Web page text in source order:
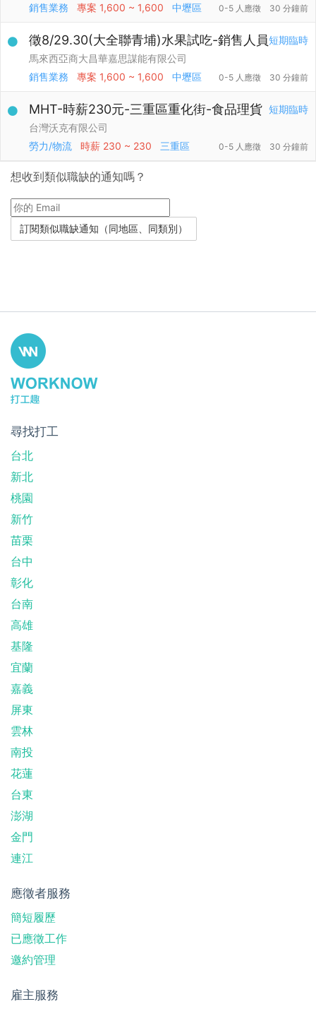
銷售業務
專案 1,600 ~ 1,600 中壢區 0-5 人應徵 30 分鐘前
短期臨時
徵8/29.30(大全聯青埔)水果試吃-銷售人員
馬來西亞商大昌華嘉思謀能有限公司
銷售業務
專案 1,600 ~ 1,600 中壢區 0-5 人應徵 30 分鐘前
短期臨時
MHT-時薪230元-三重區重化街-食品理貨
台灣沃克有限公司
勞力/物流
時薪 230 ~ 230 三重區 0-5 人應徵 30 分鐘前
想收到類似職缺的通知嗎？
尋找打工
台北
新北
桃園
新竹
苗栗
台中
彰化
台南
高雄
基隆
宜蘭
嘉義
屏東
雲林
南投
花蓮
台東
澎湖
金門
連江
應徵者服務
簡短履歷
已應徵工作
邀約管理
雇主服務